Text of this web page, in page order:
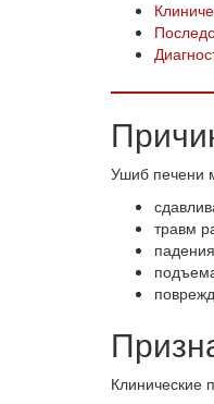
Ушиб печени
травм
Клинические